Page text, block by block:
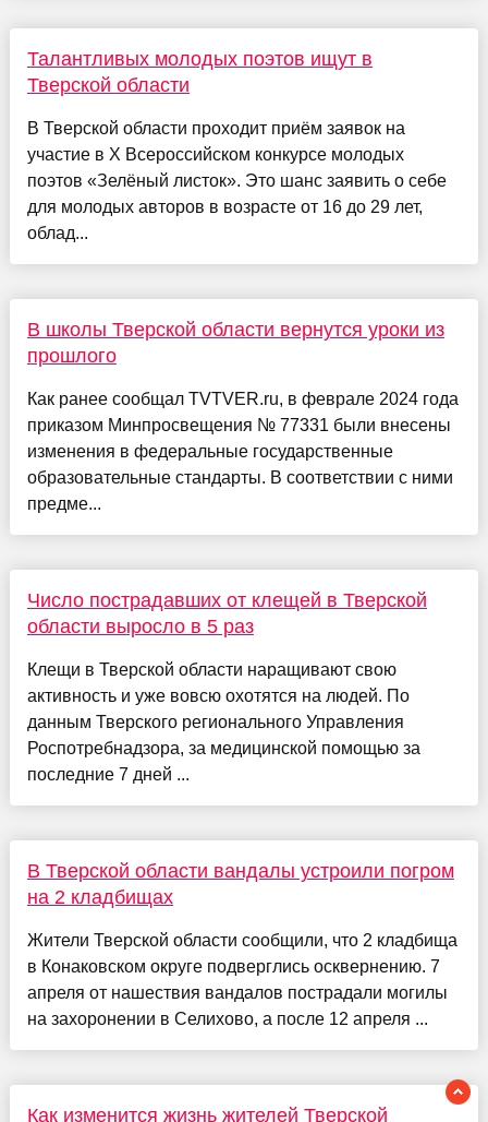
Талантливых молодых поэтов ищут в
Тверской области
В Тверской области проходит приём заявок на
участие в Х Всероссийском конкурсе молодых
поэтов «Зелёный листок». Это шанс заявить о себе
для молодых авторов в возрасте от 16 до 29 лет,
облад...
В школы Тверской области вернутся уроки из
прошлого
Как ранее сообщал TVTVER.ru, в феврале 2024 года
приказом Минпросвещения № 77331 были внесены
изменения в федеральные государственные
образовательные стандарты. В соответствии с ними
предме...
Число пострадавших от клещей в Тверской
области выросло в 5 раз
Клещи в Тверской области наращивают свою
активность и уже вовсю охотятся на людей. По
данным Тверского регионального Управления
Роспотребнадзора, за медицинской помощью за
последние 7 дней ...
В Тверской области вандалы устроили погром
на 2 кладбищах
Жители Тверской области сообщили, что 2 кладбища
в Конаковском округе подверглись осквернению. 7
апреля от нашествия вандалов пострадали могилы
на захоронении в Селихово, а после 12 апреля ...
Как изменится жизнь жителей Тверской